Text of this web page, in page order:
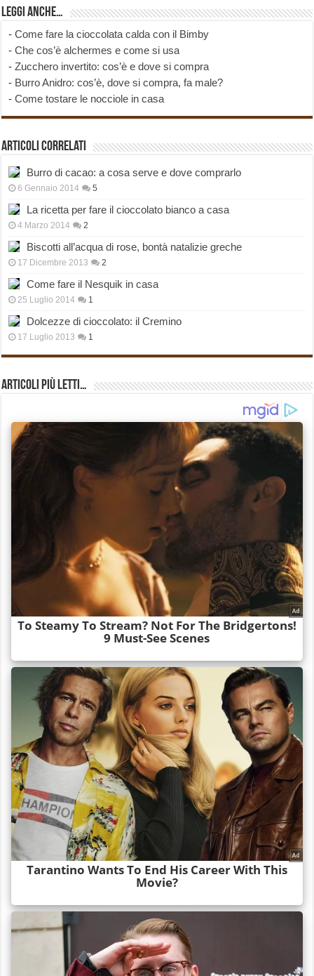
Leggi anche…
-Come fare la cioccolata calda con il Bimby
-Che cos’è alchermes e come si usa
-Zucchero invertito: cos’è e dove si compra
- Burro Anidro: cos’è, dove si compra, fa male?
-Come tostare le nocciole in casa
Articoli correlati
Burro di cacao: a cosa serve e dove comprarlo
6 Gennaio 2014 5
La ricetta per fare il cioccolato bianco a casa
4 Marzo 2014 2
Biscotti all’acqua di rose, bontà natalizie greche
17 Dicembre 2013 2
Come fare il Nesquik in casa
25 Luglio 2014 1
Dolcezze di cioccolato: il Cremino
17 Luglio 2013 1
Articoli più Letti…